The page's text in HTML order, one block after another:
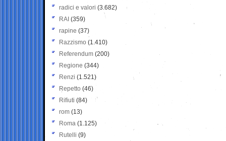
radici e valori (3.682)
RAI (359)
rapine (37)
Razzismo (1.410)
Referendum (200)
Regione (344)
Renzi (1.521)
Repetto (46)
Rifiuti (84)
rom (13)
Roma (1.125)
Rutelli (9)